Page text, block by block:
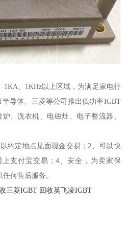
1KA、1KHz以上区域，为满足家电行
导体、三菱等公司推出低功率IGBT
、洗衣机、电磁灶、电子整流器、
约定地点见面现金交易；2、可以快
支付宝交易；4、安全，为卖家保
何售后服务。
三菱IGBT 回收英飞凌IGBT